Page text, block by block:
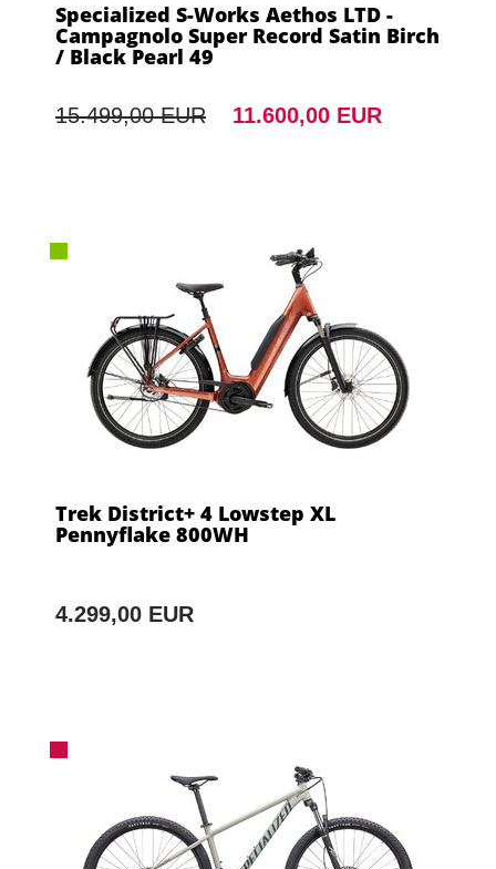
Specialized S-Works Aethos LTD -
Campagnolo Super Record Satin Birch
/ Black Pearl 49
15.499,00 EUR 11.600,00 EUR
Trek District+ 4 Lowstep XL
Pennyflake 800WH
4.299,00 EUR